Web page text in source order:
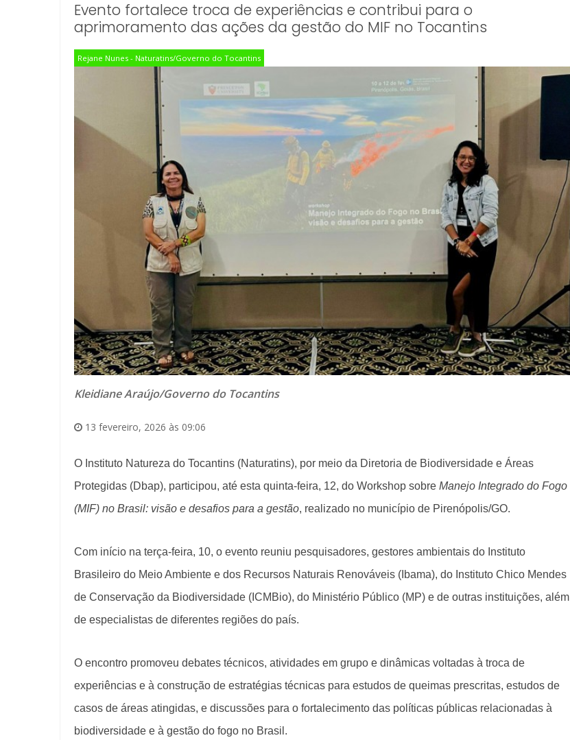
Evento fortalece troca de experiências e contribui para o
aprimoramento das ações da gestão do MIF no Tocantins
Rejane Nunes - Naturatins/Governo do Tocantins
Kleidiane Araújo/Governo do Tocantins
13 fevereiro, 2026 às 09:06
O Instituto Natureza do Tocantins (Naturatins), por meio da Diretoria de Biodiversidade e Áreas
Protegidas (Dbap), participou, até esta quinta-feira, 12, do Workshop sobre Manejo Integrado do Fogo
(MIF) no Brasil: visão e desafios para a gestão, realizado no município de Pirenópolis/GO.
Com início na terça-feira, 10, o evento reuniu pesquisadores, gestores ambientais do Instituto
Brasileiro do Meio Ambiente e dos Recursos Naturais Renováveis (Ibama), do Instituto Chico Mendes
de Conservação da Biodiversidade (ICMBio), do Ministério Público (MP) e de outras instituições, além
de especialistas de diferentes regiões do país.
O encontro promoveu debates técnicos, atividades em grupo e dinâmicas voltadas à troca de
experiências e à construção de estratégias técnicas para estudos de queimas prescritas, estudos de
casos de áreas atingidas, e discussões para o fortalecimento das políticas públicas relacionadas à
biodiversidade e à gestão do fogo no Brasil.